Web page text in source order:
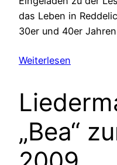
das Leben in
30er und 40er
Weiterlesen
„Bea“